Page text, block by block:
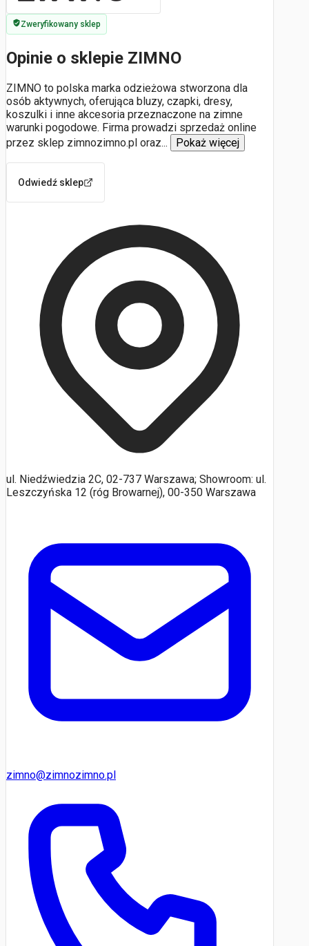
Zweryfikowany sklep
Opinie o sklepie ZIMNO
ZIMNO to polska marka odzieżowa stworzona dla
osób aktywnych, oferująca bluzy, czapki, dresy,
koszulki i inne akcesoria przeznaczone na zimne
warunki pogodowe. Firma prowadzi sprzedaż online
przez sklep zimnozimno.pl oraz... Pokaż więcej
Odwiedź sklep
ul. Niedźwiedzia 2C, 02-737 Warszawa; Showroom: ul.
Leszczyńska 12 (róg Browarnej), 00-350 Warszawa
zimno@zimnozimno.pl